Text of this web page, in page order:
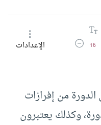
حجم الخط
16 تقليل حجم الخطالإعدادات
من إفرازات
وكذلك يعتبرون